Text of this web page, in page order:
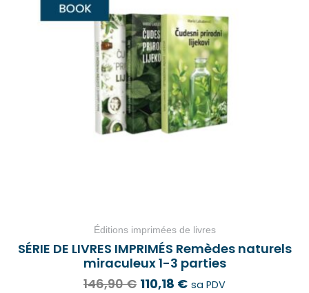
Éditions imprimées de livres
SÉRIE DE LIVRES IMPRIMÉS Remèdes naturels
miraculeux 1-3 parties
146,90€ 110,18 € sa PDV